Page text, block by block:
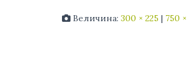
Величина: 300 × 225 | 750 ×